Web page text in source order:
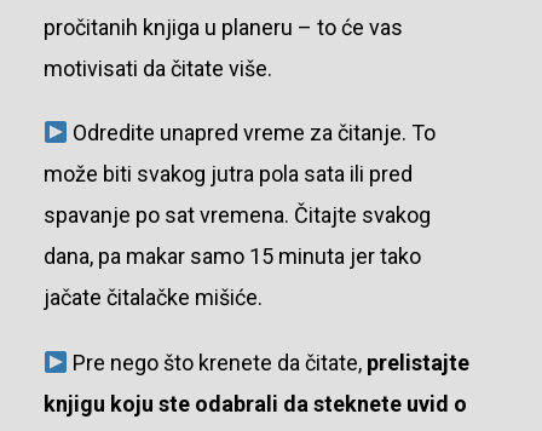
pročitanih knjiga u planeru – to će vas
motivisati da čitate više.
Odredite unapred vreme za čitanje. To
može biti svakog jutra pola sata ili pred
spavanje po sat vremena. Čitajte svakog
dana, pa makar samo 15 minuta jer tako
jačate čitalačke mišiće.
Pre nego što krenete da čitate, prelistajte
knjigu koju ste odabrali da steknete uvid o